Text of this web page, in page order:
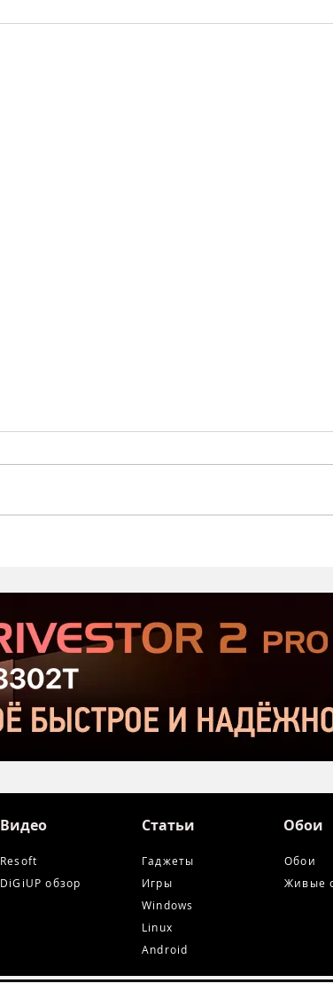
Serious Sam: Shatterverse в
и
Видео Статьи Обои
Resoft
DiGiUP обзор
Гаджеты
Игры
Windows
Linux
Android
Обои
Живые